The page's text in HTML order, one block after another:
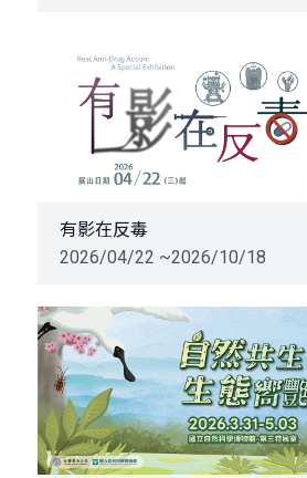
有影在反毒
2026/04/22 ~2026/10/18